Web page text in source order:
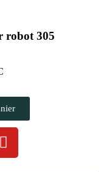
robot 305